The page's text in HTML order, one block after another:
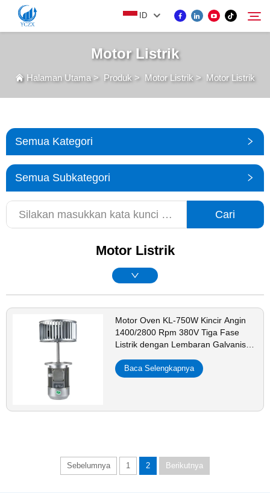
ID
PRODUK
BERITA
HUBUNGI KAMI
Motor Listrik
Halaman Utama> Produk > Motor Listrik > Motor Listrik
Semua Kategori
Semua Subkategori
Cari
Motor Listrik
Motor Oven KL-750W Kincir Angin
1400/2800 Rpm 380V Tiga Fase
Listrik dengan Lembaran Galvanis
Baca Selengkapnya
Sebelumnya 1 2 Berikutnya